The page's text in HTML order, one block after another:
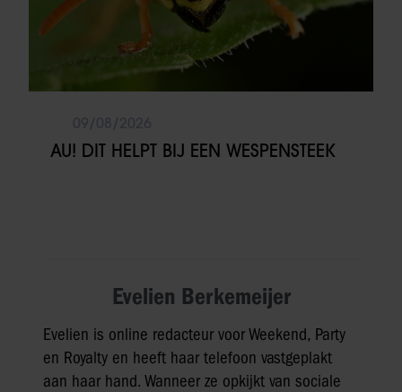
AU! DIT HELPT BIJ EEN WESPENSTEEK
Evelien Berkemeijer
Evelien is online redacteur voor Weekend, Party
en Royalty en heeft haar telefoon vastgeplakt
aan haar hand. Wanneer ze opkijkt van sociale